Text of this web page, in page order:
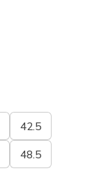
42.5
48.5